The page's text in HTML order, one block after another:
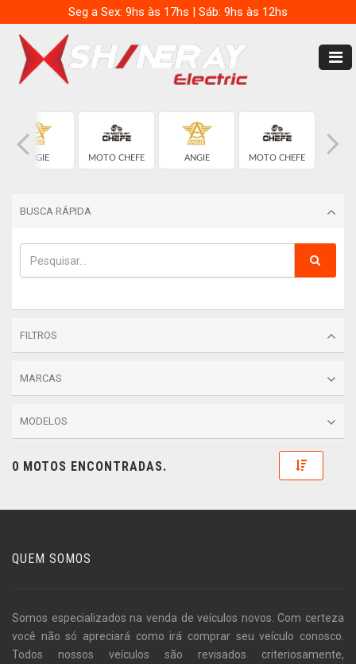
Seg a Sex: 9hs às 17hs | Sáb: 9hs às 12hs
ANGIE MOTO CHEFE ANGIE MOTO CHEFE
BUSCA RÁPIDA
FILTROS
MARCAS
MODELOS
0 MOTOS ENCONTRADAS. Toggle
QUEM SOMOS
Somos especializados na venda de veículos novos. Com certeza
você não só apreciará como irá comprar seu veículo conosco.
Todos nossos veículos são revisados criteriosamente,